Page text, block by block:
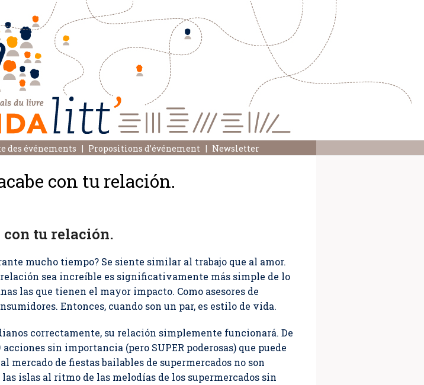
des événements Propositions d’événement Newsletter
con tu relación.
con tu relación.
mucho tiempo? Se siente similar al trabajo que al amor.
sea increíble es significativamente más simple de lo
las que tienen el mayor impacto. Como asesores de
Entonces, cuando son un par, es estilo de vida.
correctamente, su relación simplemente funcionará. De
sin importancia (pero SUPER poderosas) que puede
mercado de fiestas bailables de supermercados no son
islas al ritmo de las melodías de los supermercados sin